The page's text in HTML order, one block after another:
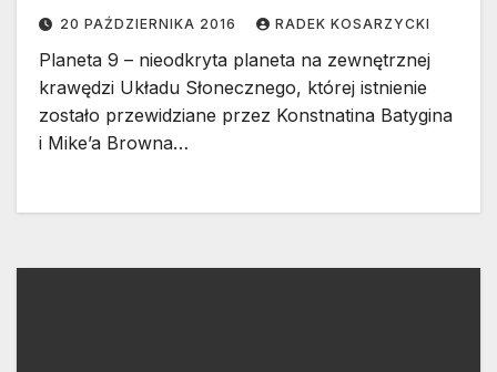
20 PAŹDZIERNIKA 2016 RADEK KOSARZYCKI
Planeta 9 – nieodkryta planeta na zewnętrznej
krawędzi Układu Słonecznego, której istnienie
zostało przewidziane przez Konstnatina Batygina
i Mike’a Browna…